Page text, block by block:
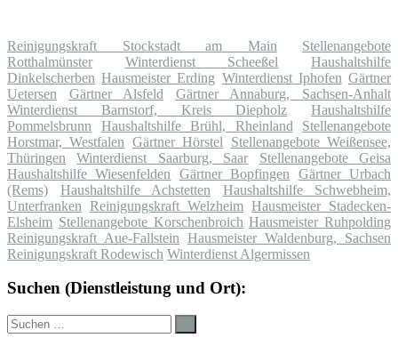
Reinigungskraft Stockstadt am Main
Stellenangebote
Rotthalmünster
Winterdienst Scheeßel
Haushaltshilfe
Dinkelscherben Hausmeister Erding Winterdienst Iphofen Gärtner
Uetersen
Gärtner Alsfeld
Gärtner Annaburg, Sachsen-Anhalt
Winterdienst Barnstorf, Kreis Diepholz
Haushaltshilfe
Pommelsbrunn
Haushaltshilfe Brühl, Rheinland
Stellenangebote
Horstmar, Westfalen Gärtner Hörstel
Stellenangebote Weißensee,
Thüringen
Winterdienst Saarburg, Saar
Stellenangebote Geisa
Haushaltshilfe Wiesenfelden
Gärtner Bopfingen
Gärtner Urbach
(Rems)
Haushaltshilfe Achstetten
Haushaltshilfe Schwebheim,
Unterfranken Reinigungskraft Welzheim Hausmeister Stadecken-
Elsheim Stellenangebote Korschenbroich Hausmeister Ruhpolding
Reinigungskraft Aue-Fallstein Hausmeister Waldenburg, Sachsen
Reinigungskraft Rodewisch Winterdienst Algermissen
Suchen (Dienstleistung und Ort):
Suche
nach: